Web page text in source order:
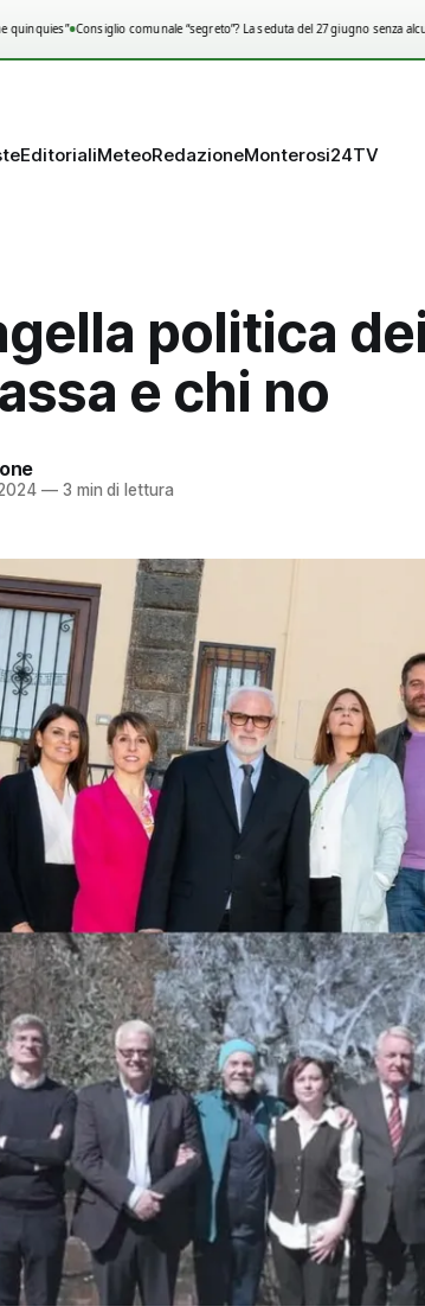
•Consiglio comunale “segreto”? La seduta del 27 giugno senza
EditorialiMeteoRedazioneMonterosi24TV
politica
e chi no
—3 min di lettura